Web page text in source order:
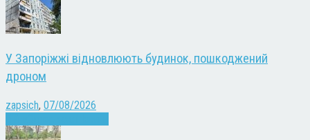
У Запоріжжі відновлюють будинок, пошкоджений
дроном
zapsich, 07/08/2026